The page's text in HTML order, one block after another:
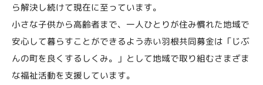
ら解決し続けて現在に至っています。
小さな子供から高齢者まで、一人ひとりが住み慣れた地域で
安心して暮らすことができるよう赤い羽根共同募金は「じぶ
んの町を良くするしくみ。」として地域で取り組むさまざま
な福祉活動を支援しています。